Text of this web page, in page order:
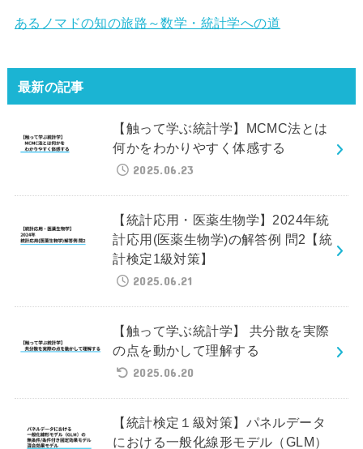
あるノマドの知の旅路～数学・統計学への道
最新の記事
【触って学ぶ統計学】MCMC法とは
何かをわかりやすく体感する
2025.06.23
【統計応用・医薬生物学】2024年統
計応用(医薬生物学)の解答例 問2【統
計検定1級対策】
2025.06.21
【触って学ぶ統計学】 共分散を実際
の点を動かして理解する
2025.06.20
【統計検定１級対策】パネルデータ
における一般化線形モデル（GLM）